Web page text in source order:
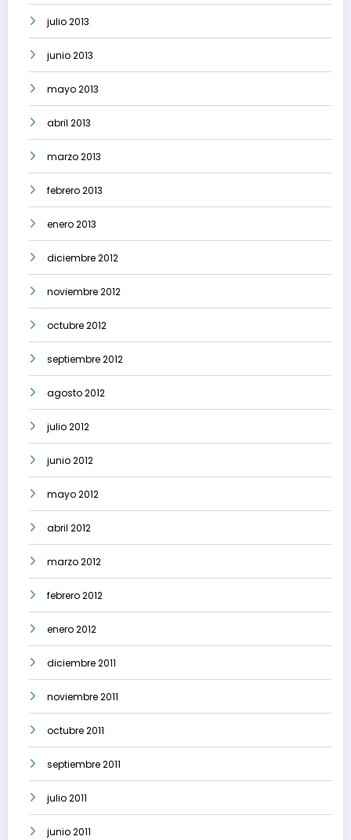
julio 2013
junio 2013
mayo 2013
abril 2013
marzo 2013
febrero 2013
enero 2013
diciembre 2012
noviembre 2012
octubre 2012
septiembre 2012
agosto 2012
julio 2012
junio 2012
mayo 2012
abril 2012
marzo 2012
febrero 2012
enero 2012
diciembre 2011
noviembre 2011
octubre 2011
septiembre 2011
julio 2011
junio 2011